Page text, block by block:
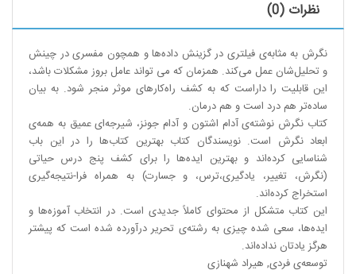
نظرات (0)
نگرش به مثابه‌ی فیلتری در گزینش داده‌ها و همچون مفسری در چینش
و تحلیل‌شان عمل می‌کند. همزمان که می تواند عامل بروز مشکلات باشد،
این قابلیت را داراست که به کشف راه‌کارهای موثر منجر شود. به بیان
ساده‌تر هم درد است و هم درمان.
کتاب نگرش نوشته‌ی آدام اشتون و آدام جونز، شیرجه‌ای عمیق به همه‌ی
ابعاد نگرش است. نویسندگان کتاب بهترین کتاب‌ها را در این باب
شناسایی کرده‌اند و بهترین ایده‌ها را برای کشف پنج درس حیاتی
(نگرش، تغییر، یادگیری،‌ترس، و جسارت) به همراه فرا-نتیجه‌گیری
استخراج کرده‌اند.
این کتاب متشکل از محتوای کاملاً جدیدی است. در انتخاب آموزه‌ها و
ایده‌ها، سعی شده چیزی به رشته‌ی تحریر درآورده شده است که پیشتر
هرگز یادتان نداده‌اند.
توسعه‌ی فردی, هیراد شهنازی